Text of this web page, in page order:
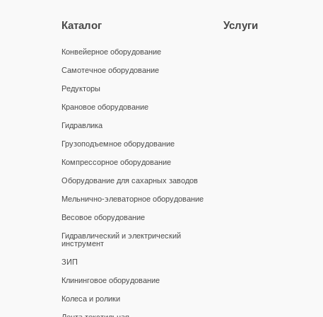
Каталог
Конвейерное оборудование
Самотечное оборудование
Редукторы
Крановое оборудование
Гидравлика
Грузоподъемное оборудование
Компрессорное оборудование
Оборудование для сахарных заводов
Мельнично-элеваторное оборудование
Весовое оборудование
Гидравлический и электрический
инструмент
ЗИП
Клининговое оборудование
Колеса и ролики
Услуги